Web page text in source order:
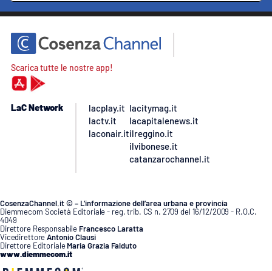
Scarica tutte le nostre app!
LaC Network
lacplay.it
lactv.it
laconair.it
lacitymag.it
lacapitalenews.it
ilreggino.it
ilvibonese.it
catanzarochannel.it
CosenzaChannel.it © – L’informazione dell’area urbana e provincia
Diemmecom Società Editoriale - reg. trib. CS n. 2709 del 16/12/2009 - R.O.C.
4049
Direttore Responsabile Francesco Laratta
VicedirettoreAntonio Clausi
Direttore Editoriale Maria Grazia Falduto
www.diemmecom.it